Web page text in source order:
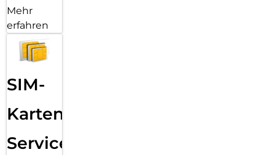
Mehr
erfahren
SIM-
Karten
Service: